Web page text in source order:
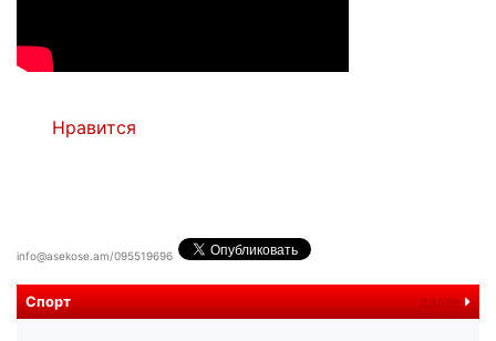
Нравится
info@asekose.am/095519696
Спорт далее